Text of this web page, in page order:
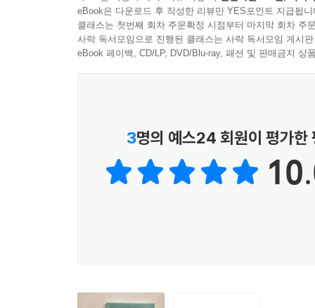
2) 행위와 동기의 저울
3) 육체의 멍에와 영혼의 정화
10. 운명을 다루는 방법
1) 성장의 장(場)으로서의 환경
1) 운명을 바꾸기 위한 내면 작업
3) 되돌아오는 법칙의 활용
4) 현재의 기회와 과거의 인연
5) 집단 카르마의 흐름 속 개인의 역할
『카르마, 운명을 지배하는 법』은 당신의 삶을
않는 세계의 기록과 설계를 담당하는 ‘카르마
구체적으로 드러냅니다.
이 책으로 얻게 되는 것
* 카르마의 작동 원리(충격적인 메커니즘)
자신임을 깨닫고, 더 이상 세상을 원망하는 대신
eBook은 다운로드 후 작성한 리뷰만 YES포인트 지급됩니
클래스는 첫번째 회차 주문확정 시점부터 마지막 회차 주
사락 독서모임으로 진행된 클래스는 사락 독서모임 게시
eBook 페이백, CD/LP, DVD/Blu-ray, 패션 및 판매금지 상
3명의 예스24 회원이 평가한